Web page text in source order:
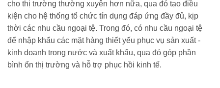
cho thị trường thường xuyên hơn nữa, qua đó tạo điều
kiện cho hệ thống tổ chức tín dụng đáp ứng đầy đủ, kịp
thời các nhu cầu ngoại tệ. Trong đó, có nhu cầu ngoại tệ
để nhập khẩu các mặt hàng thiết yếu phục vụ sản xuất -
kinh doanh trong nước và xuất khẩu, qua đó góp phần
bình ổn thị trường và hỗ trợ phục hồi kinh tế.